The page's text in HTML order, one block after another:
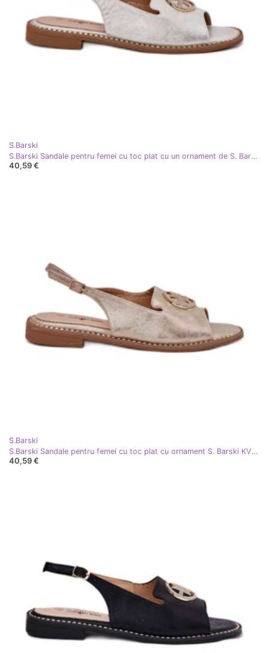
S.Barski
S.Barski Sandale pentru femei cu toc plat cu un ornament de S. Barski KV51-002 Silver argint
40,59 €
S.Barski
S.Barski Sandale pentru femei cu toc plat cu ornament S. Barski KV51-002 Aur de aur
40,59 €